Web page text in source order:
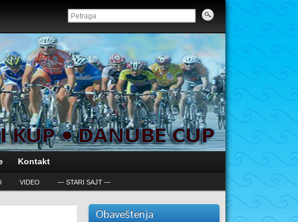
Kontakt
VIDEO — STARI SAJT —
Obaveštenja